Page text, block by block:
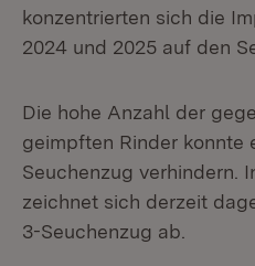
konzentrierten sich die
2024 und 2025 auf den
Die hohe Anzahl der
geimpften Rinder konnte
Seuchenzug verhindern.
zeichnet sich derzeit
3-Seuchenzug ab.